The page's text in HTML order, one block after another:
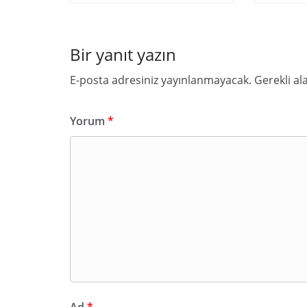
Bir yanıt yazın
E-posta adresiniz yayınlanmayacak. Gerekli
Yorum *